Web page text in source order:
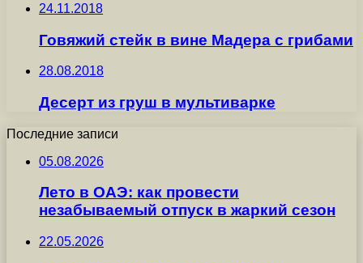
24.11.2018
Говяжий стейк в вине Мадера с грибами
28.08.2018
Десерт из груш в мультиварке
Последние записи
05.08.2026
Лето в ОАЭ: как провести
незабываемый отпуск в жаркий сезон
22.05.2026